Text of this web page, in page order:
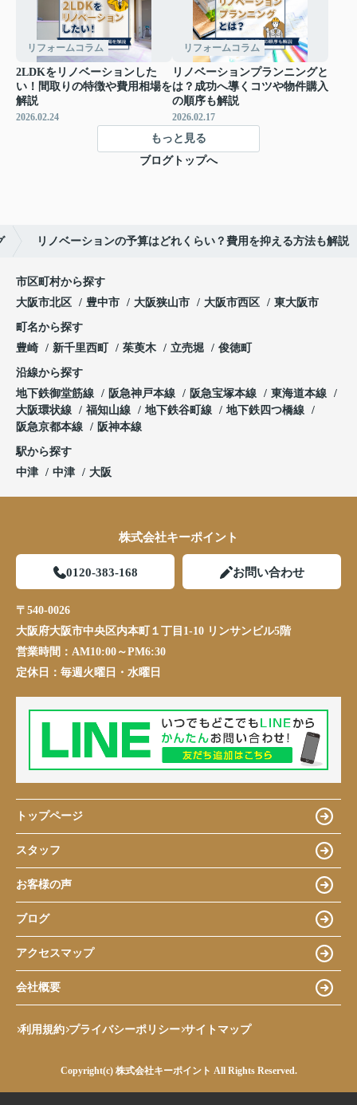
リフォームコラム
2LDKをリノベーションした
い！間取りの特徴や費用相場を
解説
2026.02.24
リフォームコラム
リノベーションプランニングと
は？成功へ導くコツや物件購入
の順序も解説
2026.02.17
もっと見る
ブログトップへ
リノベーションの予算はどれくらい？費用を抑える方法も解説
市区町村から探す
大阪市北区
豊中市 大阪狭山市 大阪市西区 東大阪市
町名から探す
豊崎
新千里西町 茱萸木 立売堀 俊徳町
沿線から探す
地下鉄御堂筋線
阪急神戸本線 阪急宝塚本線
東海道本線
大阪環状線
福知山線 地下鉄谷町線
地下鉄四つ橋線
阪急京都本線
阪神本線
駅から探す
中津
中津 大阪
株式会社キーポイント
0120-383-168 お問い合わせ
〒540-0026
大阪府大阪市中央区内本町１丁目1-10 リンサンビル5階
営業時間： AM10:00～PM6:30
定休日： 毎週火曜日・水曜日
トップページ
スタッフ
お客様の声
ブログ
アクセスマップ
会社概要
利用規約 プライバシーポリシー サイトマップ
Copyright(c) 株式会社キーポイント All Rights Reserved.